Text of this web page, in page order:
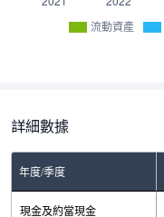
流動資產
詳細數據
年度/季度2025-Q4
現金及約當現金
1,118,038